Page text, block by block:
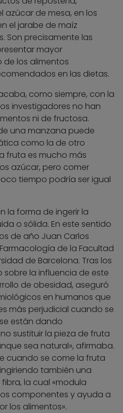
azúcar de mesa, en los
el jarabe de maíz
Son precisamente las
mayor
de los alimentos
en las dietas.
como siempre, con la
investigadores no han
ni de fructosa.
una manzana puede
como la de otro
fruta es mucho más
azúcar, pero comer
tiempo podría ser igual
la forma de ingerir la
o sólida. En este sentido
de año Juan Carlos
de la Facultad
de Barcelona. Tras los
sobre la influencia de este
de obesidad, aseguró
en humanos que
más perjudicial cuando se
están dando
sustituir la pieza de fruta
sea natural», afirmaba.
cuando se come la fruta
también una
la cual «modula
componentes y ayuda a
los alimentos».